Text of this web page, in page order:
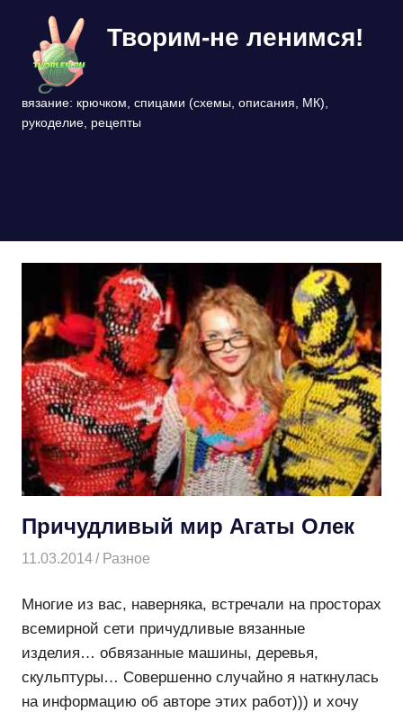
содержимому
Творим-не ленимся!
вязание: крючком, спицами (схемы, описания, МК),
рукоделие, рецепты
Причудливый мир Агаты Олек
11.03.2014 Творогова Елена
Разное
Многие из вас, наверняка, встречали на просторах
всемирной сети причудливые вязанные
изделия… обвязанные машины, деревья,
скульптуры… Совершенно случайно я наткнулась
на информацию об авторе этих работ))) и хочу